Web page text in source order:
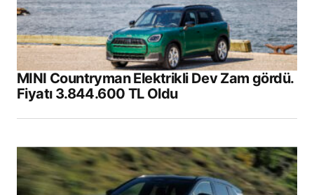
MINI Countryman Elektrikli Dev Zam gördü.
Fiyatı 3.844.600 TL Oldu